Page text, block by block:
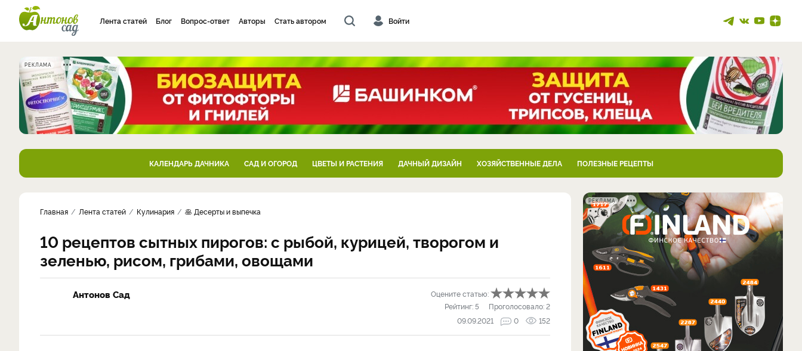
Лента статей Блог Вопрос-ответ Авторы Стать автором Войти
РЕКЛАМА
КАЛЕНДАРЬ ДАЧНИКА САД И ОГОРОД ЦВЕТЫ И РАСТЕНИЯ ДАЧНЫЙ ДИЗАЙН ХОЗЯЙСТВЕННЫЕ ДЕЛА ПОЛЕЗНЫЕ РЕЦЕПТЫ
Главная Лента статей Кулинария 🥞 Десерты и выпечка
10 рецептов сытных пирогов: с рыбой, курицей, творогом и
зеленью, рисом, грибами, овощами
Антонов Сад
Оцените статью:
Рейтинг:5 Проголосовало:2
09.09.2021
0 152
РЕКЛАМА